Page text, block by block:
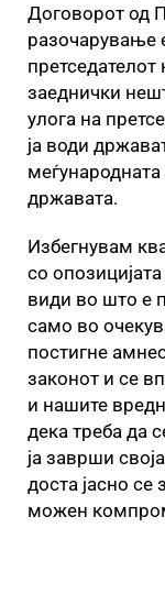
Договорот од
разочарување
заеднички
улога на
ја води
државата.
Избегнувам
со
види во што е
само во
постигне
законот и се
и нашите
дека треба да
ја заврши
доста јасно се
можен